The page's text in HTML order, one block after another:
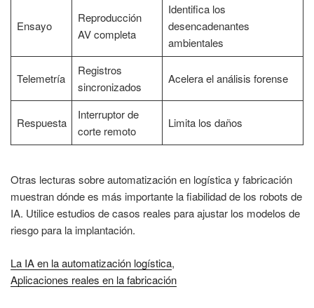
Ensayo
Reproducción
AV completa
Identifica los
desencadenantes
ambientales
Telemetría
Registros
sincronizados
Acelera el análisis forense
Respuesta
Interruptor de
corte remoto
Limita los daños
Otras lecturas sobre automatización en logística y fabricación
muestran dónde es más importante la fiabilidad de los robots de
IA. Utilice estudios de casos reales para ajustar los modelos de
riesgo para la implantación.
La IA en la automatización logística,
Aplicaciones reales en la fabricación